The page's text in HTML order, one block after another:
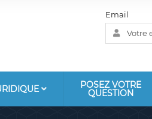
Email
POSEZ VOTRE
QUESTION